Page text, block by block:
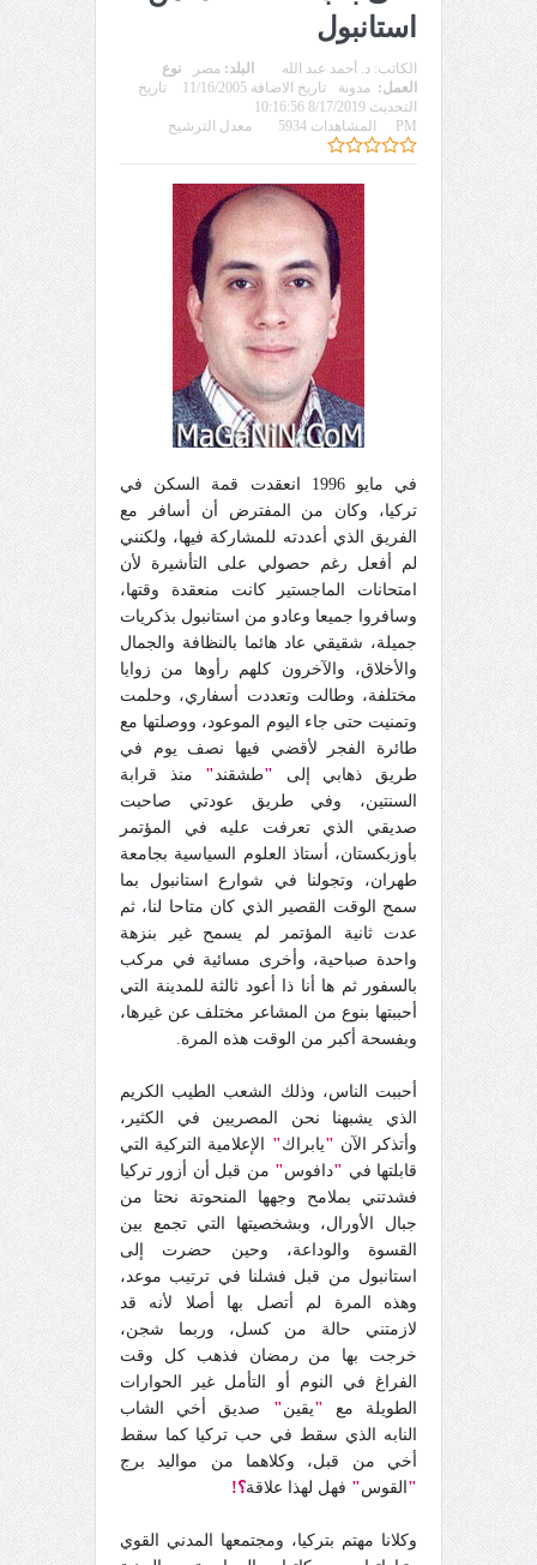
استانبول
الكاتب: د. أحمد عبد الله البلد: مصر
نوع
العمل: مدونة تاريخ الاضافة 11/16/2005
تاريخ
التحديث 8/17/2019 10:16:56
PM
المشاهدات 5934 معدل الترشيح
في مايو 1996 انعقدت قمة السكن في
تركيا، وكان من المفترض أن أسافر مع
الفريق الذي أعددته للمشاركة فيها، ولكنني
لم أفعل رغم حصولي على التأشيرة لأن
امتحانات الماجستير كانت منعقدة وقتها،
وسافروا جميعا وعادو من استانبول بذكريات
جميلة، شقيقي عاد هائما بالنظافة والجمال
والأخلاق، والآخرون كلهم رأوها من زوايا
مختلفة، وطالت وتعددت أسفاري، وحلمت
وتمنيت حتى جاء اليوم الموعود، ووصلتها مع
طائرة الفجر لأقضي فيها نصف يوم في
طريق ذهابي إلى "طشقند" منذ قرابة
السنتين، وفي طريق عودتي صاحبت
صديقي الذي تعرفت عليه في المؤتمر
بأوزبكستان، أستاذ العلوم السياسية بجامعة
طهران، وتجولنا في شوارع استانبول بما
سمح الوقت القصير الذي كان متاحا لنا، ثم
عدت ثانية المؤتمر لم يسمح غير بنزهة
واحدة صباحية، وأخرى مسائية في مركب
بالسفور ثم ها أنا ذا أعود ثالثة للمدينة التي
أحببتها بنوع من المشاعر مختلف عن غيرها،
وبفسحة أكبر من الوقت هذه المرة.
أحببت الناس، وذلك الشعب الطيب الكريم
الذي يشبهنا نحن المصريين في الكثير،
وأتذكر الآن "يابراك" الإعلامية التركية التي
قابلتها في "دافوس" من قبل أن أزور تركيا
فشدتني بملامح وجهها المنحوتة نحتا من
جبال الأورال، وبشخصيتها التي تجمع بين
القسوة والوداعة، وحين حضرت إلى
استانبول من قبل فشلنا في ترتيب موعد،
وهذه المرة لم أتصل بها أصلا لأنه قد
لازمتني حالة من كسل، وربما شجن،
خرجت بها من رمضان فذهب كل وقت
الفراغ في النوم أو التأمل غير الحوارات
الطويلة مع "يقين" صديق أخي الشاب
النابه الذي سقط في حب تركيا كما سقط
أخي من قبل، وكلاهما من مواليد برج
" القوس" فهل لهذا علاقة؟!
وكلانا مهتم بتركيا، ومجتمعها المدني القوي